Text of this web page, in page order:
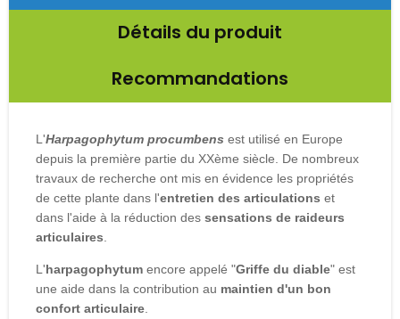
Détails du produit
Recommandations
L'Harpagophytum procumbens est utilisé en Europe
depuis la première partie du XXème siècle. De nombreux
travaux de recherche ont mis en évidence les propriétés
de cette plante dans l'entretien des articulations et
dans l'aide à la réduction des sensations de raideurs
articulaires
L'harpagophytum encore appelé "Griffe du diable" est
une aide dans la contribution au maintien d'un bon
confort articulaire